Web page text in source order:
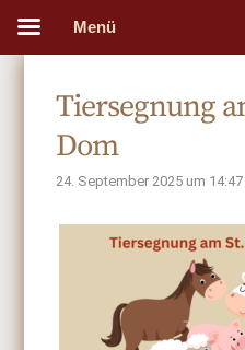
Tiersegnung
Dom
24. September 2025 um 14:47
Menü